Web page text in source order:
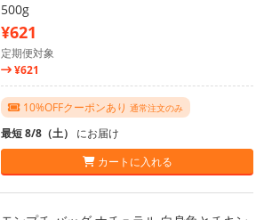
500g
¥621
定期便対象
¥621
10%OFFクーポンあり 通常注文のみ
最短 8/8（土） にお届け
カートに入れる